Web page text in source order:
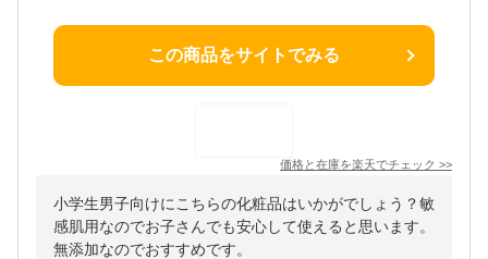
この商品をサイトでみる
価格と在庫を楽天でチェック >>
小学生男子向けにこちらの化粧品はいかがでしょう？敏
感肌用なのでお子さんでも安心して使えると思います。
無添加なのでおすすめです。